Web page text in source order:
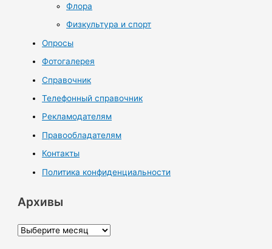
Флора
Физкультура и спорт
Опросы
Фотогалерея
Справочник
Телефонный справочник
Рекламодателям
Правообладателям
Контакты
Политика конфиденциальности
Архивы
А